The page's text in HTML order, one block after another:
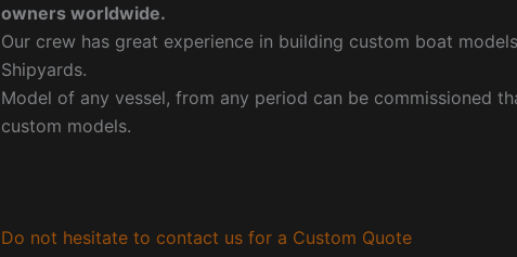
owners worldwide.
Our crew has great experience in building custom boat
Shipyards.
Model of any vessel, from any period can be commissioned
custom models.
Do not hesitate to contact us for a Custom Quote